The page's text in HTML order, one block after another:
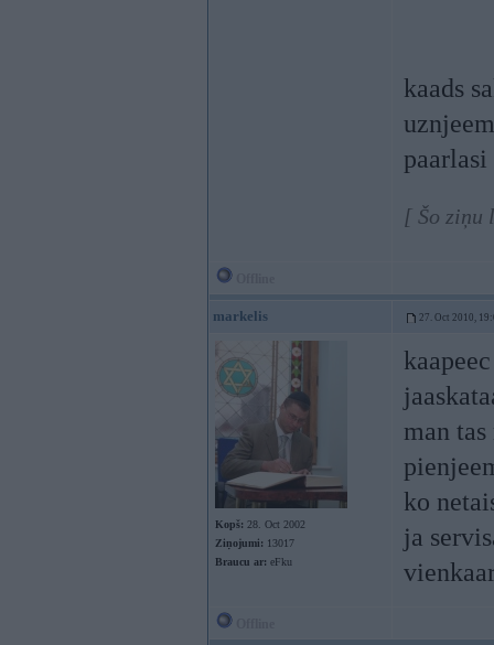
kaads
[ Šo ziņu
markelis 27. Oct 2010,
Kopš: 28. Oct 2002
Ziņojumi: 13017
Braucu ar: eFku
man
ko
ja